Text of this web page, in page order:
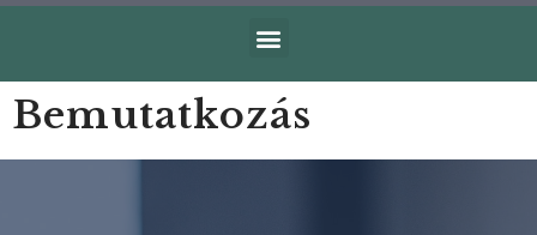
Bemutatkozás